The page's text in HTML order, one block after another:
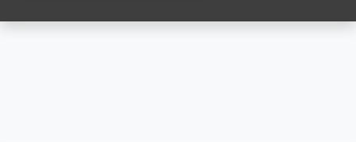
PCS